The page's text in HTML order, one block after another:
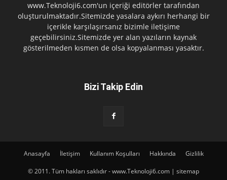
www.Teknoloji6.com'un içeriği editörler tarafından
oluşturulmaktadır.Sitemizde yasalara aykırı herhangi bir
içerikle karşılaşırsanız bizimle iletişime
geçebilirsiniz.Sitemizde yer alan yazıların kaynak
gösterilmeden kısmen de olsa kopyalanması yasaktır.
Bizi Takip Edin
Anasayfa İletişim Kullanım Koşulları Hakkında Gizlilik
© 2011. Tüm hakları saklıdır - www.Teknoloji6.com | sitemap